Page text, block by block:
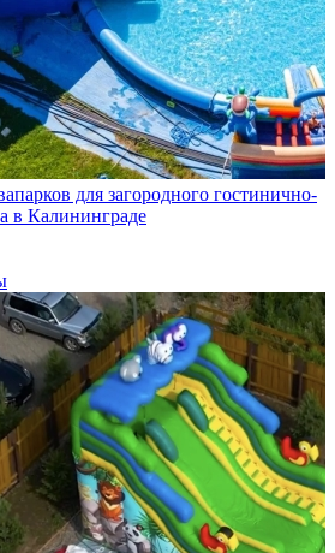
для загородного гостинично-
в Калининграде